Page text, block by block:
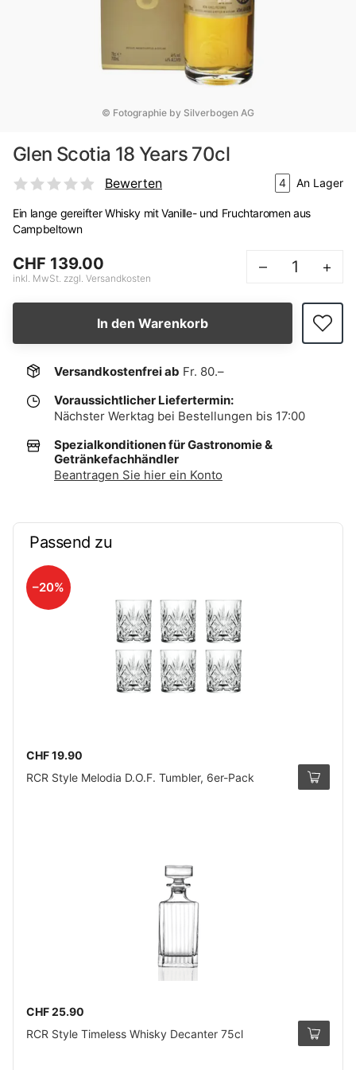
© Fotographie by Silverbogen AG
Glen Scotia 18 Years 70cl
Bewerten 4 An Lager
Ein lange gereifter Whisky mit Vanille- und Fruchtaromen aus
Campbeltown
CHF 139.00
inkl. MwSt. zzgl. Versandkosten
– +
In den Warenkorb
Versandkostenfrei ab Fr. 80.–
Voraussichtlicher Liefertermin:
Nächster Werktag bei Bestellungen bis 17:00
Spezialkonditionen für Gastronomie &
Getränkefachhändler
Beantragen Sie hier ein Konto
Passend zu
–20%
CHF 19.90
RCR Style Melodia D.O.F. Tumbler, 6er-Pack
CHF 25.90
RCR Style Timeless Whisky Decanter 75cl